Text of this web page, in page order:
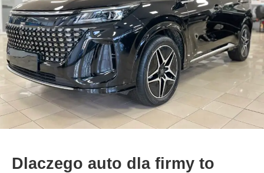
Dlaczego auto dla firmy to